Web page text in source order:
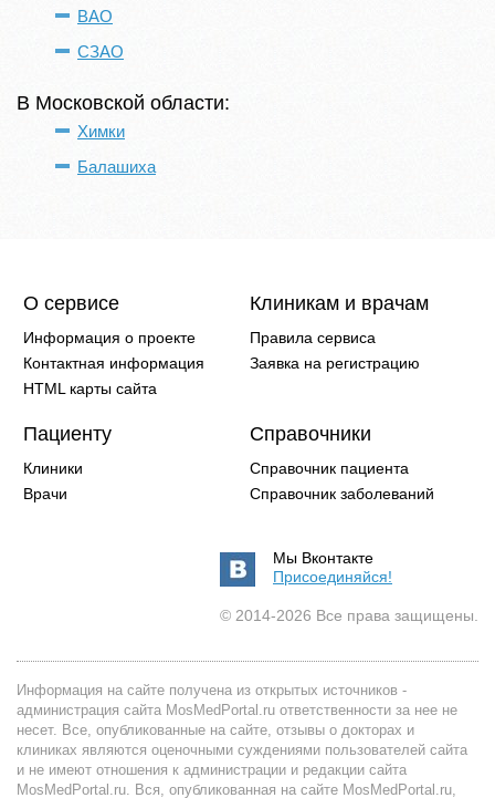
ВАО
СЗАО
В Московской области:
Химки
Балашиха
О сервисе
Информация о проекте
Контактная информация
HTML карты сайта
Клиникам и врачам
Правила сервиса
Заявка на регистрацию
Пациенту
Клиники
Врачи
Справочники
Справочник пациента
Справочник заболеваний
Мы Вконтакте
Присоединяйся!
© 2014-2026 Все права защищены.
Информация на сайте получена из открытых источников -
администрация сайта MosMedPortal.ru ответственности за нее не
несет. Все, опубликованные на сайте, отзывы о докторах и
клиниках являются оценочными суждениями пользователей сайта
и не имеют отношения к администрации и редакции сайта
MosMedPortal.ru. Вся, опубликованная на сайте MosMedPortal.ru,